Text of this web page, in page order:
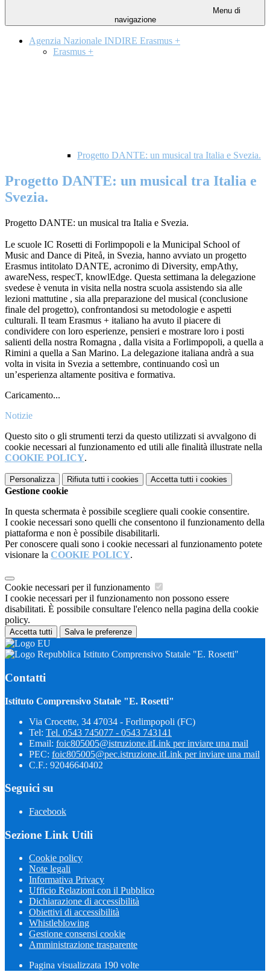
Menu di
navigazione
Agenzia Nazionale INDIRE Erasmus +
Erasmus +
Progetto DANTE: un musical tra Italia e Svezia.
Progetto DANTE: un musical tra Italia e
Svezia.
Progetto DANTE: un musical tra Italia e Svezia.
Le scuole IC Rosetti di Forlimpopoli e la Municipal School of
Music and Dance di Piteå, in Svezia, hanno avviato un progetto
Erasmus intitolato DANTE, acronimo di Diversity, empAthy,
awareNess, respecT, knowlEdge. Questa settimana la delegazione
svedese è venuta in visita nella nostra scuola assistendo sia alle
lezioni mattutine , sia alla preparazione del musical (conclusione
finale del progetto), confrontandosi su metodologie e aspetti
culturali. Il team Erasmus + italiano ha avuto il piacere di
condividere con loro esperienze, pensieri e mostrare loro i posti
salienti della nostra Romagna , dalla visita a Forlimpopoli, a quella a
Rimini a quella a San Marino. La delegazione italiana andrà a sua
volta in visita in Svezia a settembre, continuando così un
un’esperienza altamente positiva e formativa.
Caricamento...
Notizie
Questo sito o gli strumenti terzi da questo utilizzati si avvalgono di
cookie necessari al funzionamento ed utili alle finalità illustrate nella
COOKIE POLICY.
Personalizza Rifiuta tutti i cookies Accetta tutti i cookies
Gestione cookie
In questa schermata è possibile scegliere quali cookie consentire.
I cookie necessari sono quelli che consentono il funzionamento della
piattaforma e non è possibile disabilitarli.
Per conoscere quali sono i cookie necessari al funzionamento potete
visionare la COOKIE POLICY.
Cookie necessari per il funzionamento
I cookie necessari per il funzionamento non possono essere
disabilitati. È possibile consultare l'elenco nella pagina della cookie
policy.
Accetta tutti Salva le preferenze
Istituto Comprensivo Statale "E. Rosetti"
Contatti
Istituto Comprensivo Statale "E. Rosetti"
Via Crocette, 34 47034 - Forlimpopoli (FC)
Tel: Tel. 0543 745077 - 0543 743141
Email: foic805005@istruzione.itLink per inviare una mail
PEC: foic805005@pec.istruzione.itLink per inviare una mail
C.F.: 92046640402
Seguici su
Facebook
Sezione Link Utili
Cookie policy
Note legali
Informativa Privacy
Ufficio Relazioni con il Pubblico
Dichiarazione di accessibilità
Obiettivi di accessibilità
Whistleblowing
Gestione consensi cookie
Amministrazione trasparente
Pagina visualizzata 190 volte